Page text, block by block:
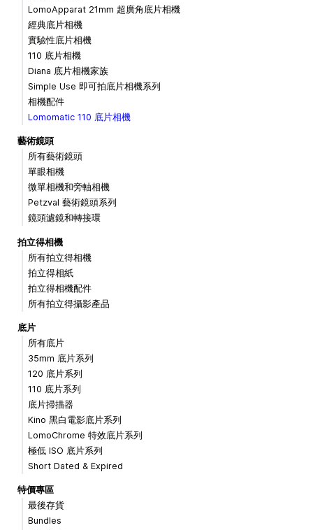
LomoApparat 21mm 超廣角底片相機
經典底片相機
實驗性底片相機
110 底片相機
Diana 底片相機家族
Simple Use 即可拍底片相機系列
相機配件
Lomomatic 110 底片相機
藝術鏡頭
所有藝術鏡頭
單眼相機
微單相機和旁軸相機
Petzval 藝術鏡頭系列
鏡頭濾鏡和轉接環
拍立得相機
所有拍立得相機
拍立得相紙
拍立得相機配件
所有拍立得攝影產品
底片
所有底片
35mm 底片系列
120 底片系列
110 底片系列
底片掃描器
Kino 黑白電影底片系列
LomoChrome 特效底片系列
極低 ISO 底片系列
Short Dated & Expired
特價專區
最後存貨
Bundles